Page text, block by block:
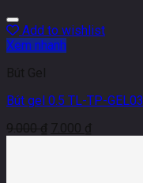
Add to wishlist
Xem nhanh
Bút Gel
Bút gel 0.5 TL-TP-GEL03
9.000₫ 7.000 ₫